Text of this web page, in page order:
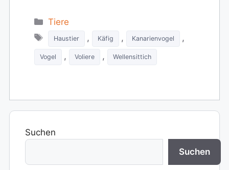
Categories
Tiere
Tags
Haustier , Käfig , Kanarienvogel ,
Vogel , Voliere , Wellensittich
Suchen
Suchen